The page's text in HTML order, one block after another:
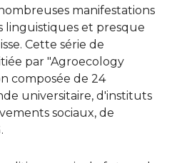
manifestations
linguistiques et presque
Cette série de
par "Agroecology
composée de 24
universitaire, d'instituts
sociaux, de